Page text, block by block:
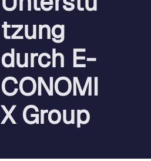
tzung
durch E-
CONOMI
X Group